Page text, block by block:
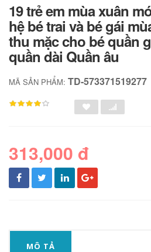
19 trẻ em mùa xuân
hệ bé trai và bé gái
thu mặc cho bé quần
quần dài Quần âu
MÃ SẢN PHẨM: TD-573371519277
313,000 đ
MÔ TẢ